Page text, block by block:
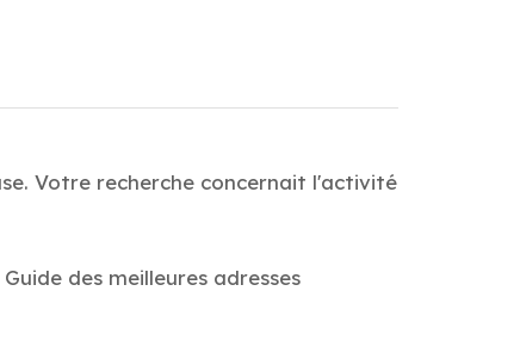
Votre recherche concernait l'activité
des meilleures adresses